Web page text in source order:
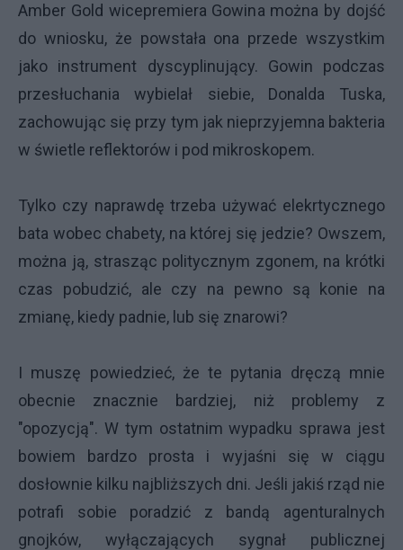
Amber Gold wicepremiera Gowina można by dojść
do wniosku, że powstała ona przede wszystkim
jako instrument dyscyplinujący. Gowin podczas
przesłuchania wybielał siebie, Donalda Tuska,
zachowując się przy tym jak nieprzyjemna bakteria
w świetle reflektorów i pod mikroskopem.
Tylko czy naprawdę trzeba używać elekrtycznego
bata wobec chabety, na której się jedzie? Owszem,
można ją, strasząc politycznym zgonem, na krótki
czas pobudzić, ale czy na pewno są konie na
zmianę, kiedy padnie, lub się znarowi?
I muszę powiedzieć, że te pytania dręczą mnie
obecnie znacznie bardziej, niż problemy z
"opozycją". W tym ostatnim wypadku sprawa jest
bowiem bardzo prosta i wyjaśni się w ciągu
dosłownie kilku najbliższych dni. Jeśli jakiś rząd nie
potrafi sobie poradzić z bandą agenturalnych
gnojków, wyłączających sygnał publicznej